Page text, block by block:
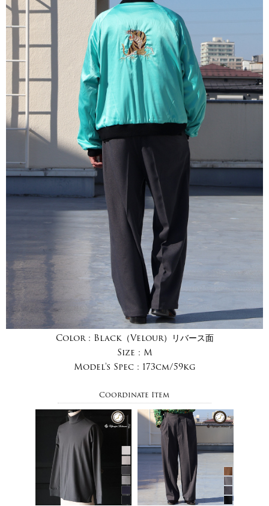
Color : Black（Velour）リバース面
Size : M
Model's Spec : 173cm/59kg
Coordinate Item